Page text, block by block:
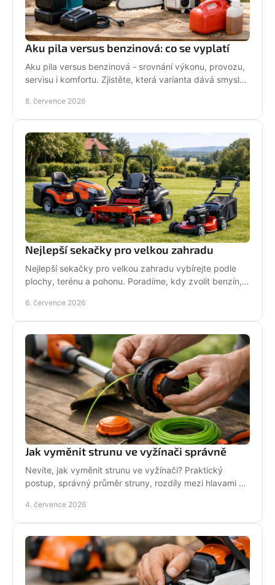
Aku pila versus benzinová: co se vyplatí
Aku pila versus benzinová - srovnání výkonu, provozu,
servisu i komfortu. Zjistěte, která varianta dává smysl
8. července 2026
Nejlepší sekačky pro velkou zahradu
Nejlepší sekačky pro velkou zahradu vybírejte podle
plochy, terénu a pohonu. Poradíme, kdy zvolit benzín,
6. července 2026
Jak vyměnit strunu ve vyžínači správně
Nevíte, jak vyměnit strunu ve vyžínači? Praktický
postup, správný průměr struny, rozdíly mezi hlavami a
4. července 2026